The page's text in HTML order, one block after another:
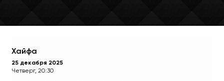
Хайфа
25 декабря 2025
Четверг, 20:30